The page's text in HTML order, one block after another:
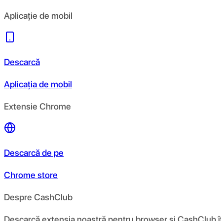
Aplicație de mobil
Descarcă
Aplicația de mobil
Extensie Chrome
Descarcă de pe
Chrome store
Despre CashClub